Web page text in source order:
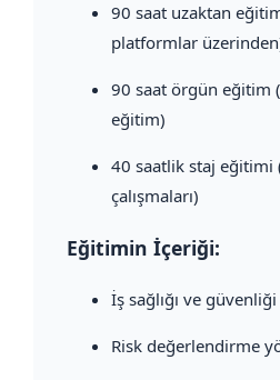
90 saat uzaktan
platformlar
90 saat örgün eğitim
eğitim)
40 saatlik staj eğitimi
çalışmaları)
Eğitimin İçeriği:
İş sağlığı ve
Risk değerlendirme